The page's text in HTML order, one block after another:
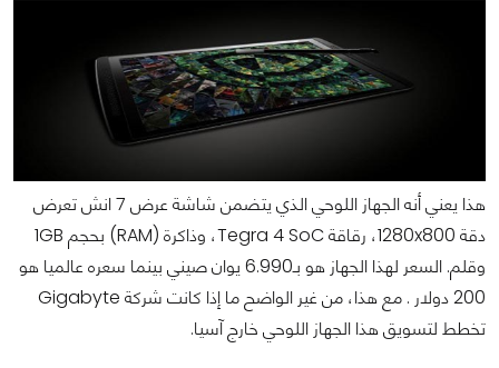
هذا يعني أنه الجهاز اللوحي الذي يتضمن شاشة عرض 7 انش تعرض
دقة 1280x800، رقاقة Tegra 4 SoC، وذاكرة (
RAM)
بحجم 1GB
وقلم. السعر لهذا الجهاز هو بـ6.990 يوان صيني بينما سعره عالميا هو
200 دولار . مع هذا، من غير الواضح ما إذا كانت شركة Gigabyte
تخطط لتسويق هذا الجهاز اللوحي خارج آسيا.